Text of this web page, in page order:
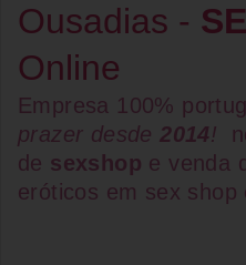
Ousadias -
Online
Empresa 100%
prazer desde2014!
de sexshop e venda
eróticos em sex shop